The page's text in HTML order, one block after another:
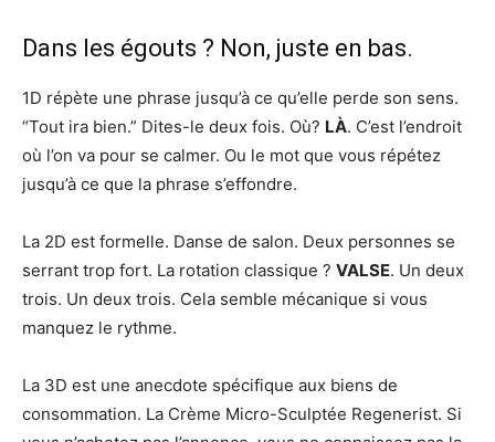
Dans les égouts ? Non, juste en bas.
1D répète une phrase jusqu’à ce qu’elle perde son sens.
“Tout ira bien.” Dites-le deux fois. Où? LÀ. C’est l’endroit
où l’on va pour se calmer. Ou le mot que vous répétez
jusqu’à ce que la phrase s’effondre.
La 2D est formelle. Danse de salon. Deux personnes se
serrant trop fort. La rotation classique ? VALSE. Un deux
trois. Un deux trois. Cela semble mécanique si vous
manquez le rythme.
La 3D est une anecdote spécifique aux biens de
consommation. La Crème Micro-Sculptée Regenerist. Si